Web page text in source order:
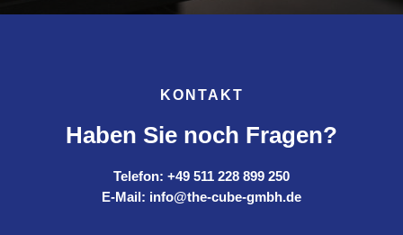
KONTAKT
Haben Sie noch Fragen?
Telefon: +49 511 228 899 250
E-Mail: info@the-cube-gmbh.de